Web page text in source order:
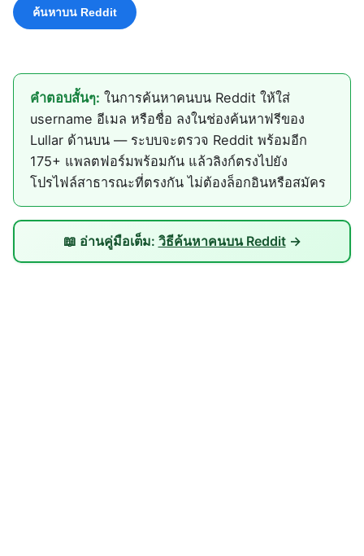
คำตอบสั้นๆ: ในการค้นหาคนบน Reddit ให้ใส่
username อีเมล หรือชื่อ ลงในช่องค้นหาฟรีของ
Lullar ด้านบน — ระบบจะตรวจ Reddit พร้อมอีก
175+ แพลตฟอร์มพร้อมกัน แล้วลิงก์ตรงไปยัง
โปรไฟล์สาธารณะที่ตรงกัน ไม่ต้องล็อกอินหรือสมัคร
📖 อ่านคู่มือเต็ม: วิธีค้นหาคนบน Reddit→